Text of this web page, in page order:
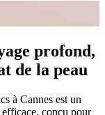
profond,
de la peau
à Cannes est un
conçu pour